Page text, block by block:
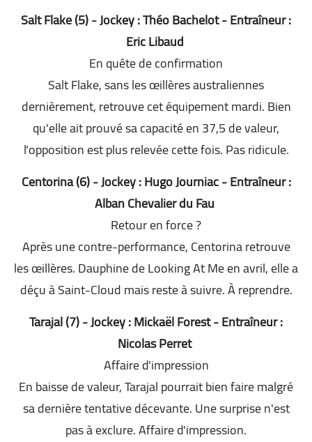
Salt Flake (5) - Jockey : Théo Bachelot - Entraîneur :
Eric Libaud
En quête de confirmation
Salt Flake, sans les œillères australiennes
dernièrement, retrouve cet équipement mardi. Bien
qu'elle ait prouvé sa capacité en 37,5 de valeur,
l'opposition est plus relevée cette fois. Pas ridicule.
Centorina (6) - Jockey : Hugo Journiac - Entraîneur :
Alban Chevalier du Fau
Retour en force ?
Après une contre-performance, Centorina retrouve
les œillères. Dauphine de Looking At Me en avril, elle a
déçu à Saint-Cloud mais reste à suivre. À reprendre.
Tarajal (7) - Jockey : Mickaël Forest - Entraîneur :
Nicolas Perret
Affaire d'impression
En baisse de valeur, Tarajal pourrait bien faire malgré
sa dernière tentative décevante. Une surprise n'est
pas à exclure. Affaire d'impression.